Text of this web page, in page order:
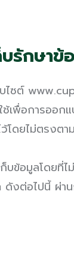
บรักษา
ซต์
ช้เพื่อการอ
โดยไม่ตรงต
บข้อมูลโดยที่
ดังต่อไปนี้ ผ่า